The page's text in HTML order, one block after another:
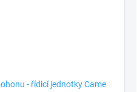
- řídicí jednotky Came